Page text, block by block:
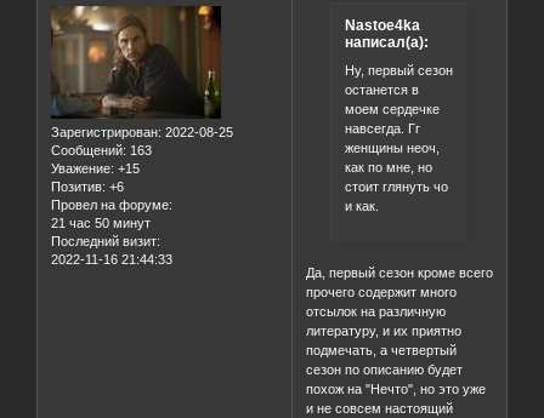
Зарегистрирован: 2022-08-25
Сообщений: 163
Уважение: +15
Позитив: +6
Провел на форуме:
21 час 50 минут
Последний визит:
2022-11-16 21:44:33
Nastoe4ka
написал(а):
Ну, первый сезон
останется в
моем сердечке
навсегда. Гг
женщины неоч,
как по мне, но
стоит глянуть чо
и как.
Да, первый сезон кроме всего
прочего содержит много
отсылок на различную
литературу, и их приятно
подмечать, а четвертый
сезон по описанию будет
похож на "Нечто", но это уже
и не совсем настоящий